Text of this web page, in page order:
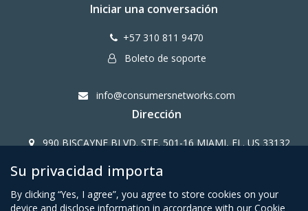
Iniciar una conversación
+57 310 811 9470
Boleto de soporte
info@consumersnetworks.com
Dirección
990 BISCAYNE BLVD. STE. 501-16 MIAMI, FL. US 33132
Copy Right CONSUMERS NETWORK@2024
Su privacidad importa
By clicking “Yes, I agree”, you agree to store cookies on your
device and disclose information in accordance with our Cookie